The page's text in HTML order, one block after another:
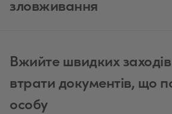
зловживання
Вжийте швидких заходів
втрати документів, що
особу